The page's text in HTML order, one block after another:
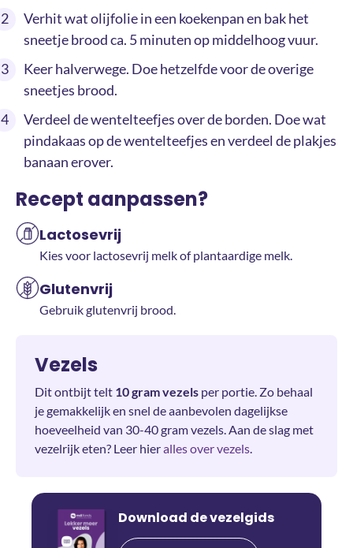
Verhit wat olijfolie in een koekenpan en bak het
sneetje brood ca. 5 minuten op middelhoog vuur.
Keer halverwege. Doe hetzelfde voor de overige
sneetjes brood.
Verdeel de wentelteefjes over de borden. Doe wat
pindakaas op de wentelteefjes en verdeel de plakjes
banaan erover.
Recept aanpassen?
Lactosevrij
Kies voor lactosevrij melk of plantaardige melk.
Glutenvrij
Gebruik glutenvrij brood.
Vezels
Dit ontbijt telt 10 gram vezels per portie. Zo behaal
je gemakkelijk en snel de aanbevolen dagelijkse
hoeveelheid van 30-40 gram vezels. Aan de slag met
vezelrijk eten? Leer hieralles over vezels.
Download de vezelgids